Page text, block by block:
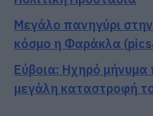
Μεγάλο πανηγύρι
κόσμο η Φαράκλα
Εύβοια: Ηχηρό μήνυμα
μεγάλη καταστροφή